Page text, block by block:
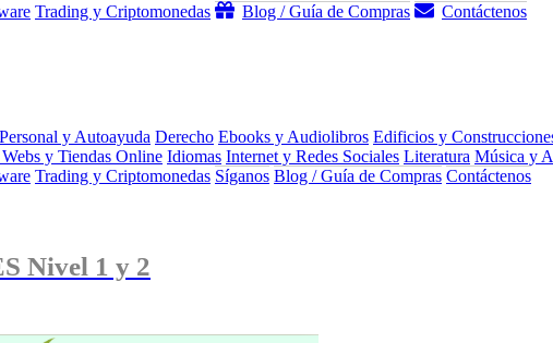
Trading y Criptomonedas Blog / Guía de Compras Contáctenos
y Autoayuda Derecho Ebooks y Audiolibros Edificios y
y Tiendas Online Idiomas Internet y Redes Sociales Literatura Música y
Trading y Criptomonedas Síganos Blog / Guía de Compras Contáctenos
Nivel 1 y 2